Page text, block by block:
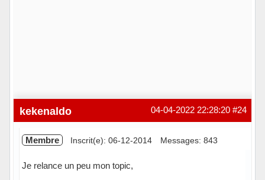
#24
04-04-2022 22:28:20
kekenaldo
Membre Inscrit(e): 06-12-2014 Messages: 843
Je relance un peu mon topic,